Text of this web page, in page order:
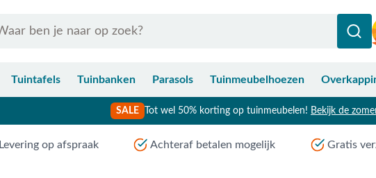
Tuintafels Tuinbanken Parasols Tuinmeubelhoezen
SALE Tot wel 50% korting op tuinmeubelen! Bekijk de
Levering op afspraak Achteraf betalen mogelijk Gratis